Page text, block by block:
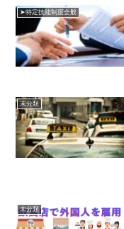
➤特定技能制度全般
未分類
未分類